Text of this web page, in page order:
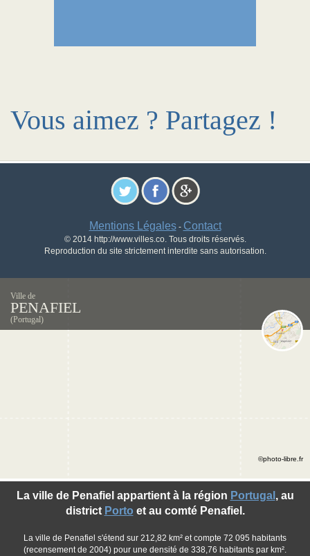
Vous aimez ? Partagez !
Mentions Légales- Contact
© 2014 http://www.villes.co. Tous droits réservés.
Reproduction du site strictement interdite sans autorisation.
Ville de
PENAFIEL
(Portugal)
La ville de Penafiel appartient à la région Portugal , au
district Porto et au comté Penafiel.
La ville de Penafiel s'étend sur 212,82 km² et compte 72 095 habitants
(recensement de 2004) pour une densité de 338,76 habitants par km².
©photo-libre.fr